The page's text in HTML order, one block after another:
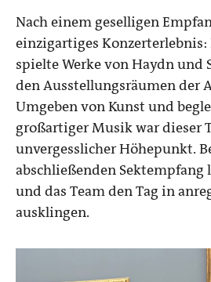
Nach einem geselligen
einzigartiges
spielte Werke von Haydn
den Ausstellungsräumen der
Umgeben von Kunst und
großartiger Musik war dieser
unvergesslicher Höhepunkt.
abschließenden Sektempfang
und das Team den Tag in
ausklingen.